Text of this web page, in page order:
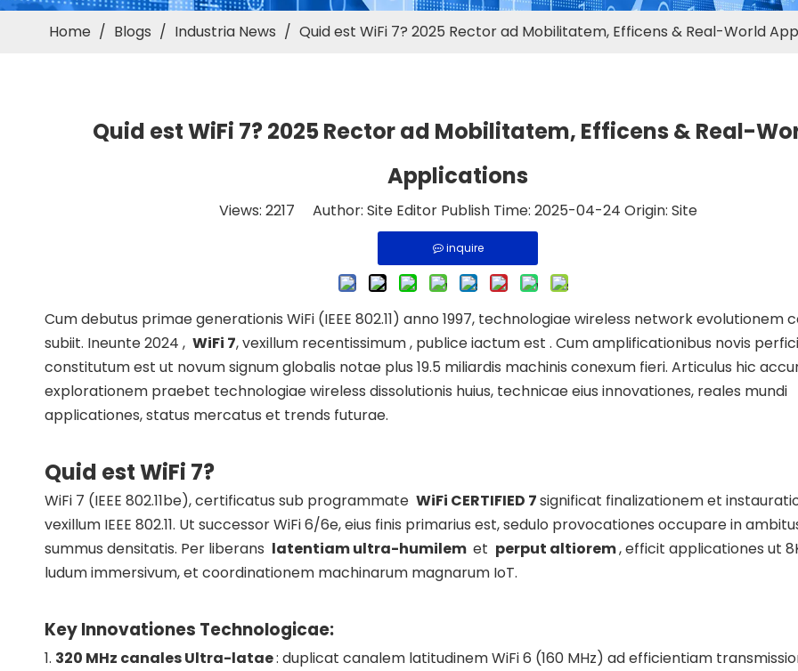
Home / Blogs / Industria News / Quid est WiFi 7? 2025 Rector ad Mobilitatem, Efficens & Real-World
Quid est WiFi 7? 2025 Rector ad Mobilitatem, Efficens & Real-
Applications
Views: 2217 Author: Site Editor Publish Time: 2025-04-24 Origin: Site
inquire
Cum debutus primae generationis WiFi (IEEE 802.11) anno 1997, technologiae wireless network evolutionem
subiit. Ineunte 2024 , WiFi 7, vexillum recentissimum , publice iactum est . Cum amplificationibus novis
constitutum est ut novum signum globalis notae plus 19.5 miliardis machinis conexum fieri. Articulus hic
explorationem praebet technologiae wireless dissolutionis huius, technicae eius innovationes, reales mundi
applicationes, status mercatus et trends futurae.
Quid est WiFi 7?
WiFi 7 (IEEE 802.11be), certificatus sub programmate WiFi CERTIFIED 7significat finalizationem et
vexillum IEEE 802.11. Ut successor WiFi 6/6e, eius finis primarius est, sedulo provocationes occupare in
summus densitatis. Per liberans latentiam ultra-humilem et perput altiorem, efficit applicationes ut
ludum immersivum, et coordinationem machinarum magnarum IoT.
Key Innovationes Technologicae:
1. 320 MHz canales Ultra-latae: duplicat canalem latitudinem WiFi 6 (160 MHz) ad efficientiam